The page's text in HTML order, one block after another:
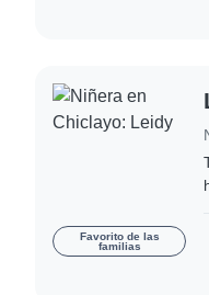
Favorito de las
familias